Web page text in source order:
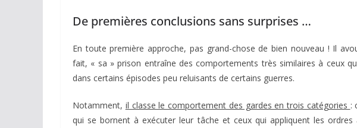
De premières conclusions sans surprises …
En toute première approche, pas grand-chose de bien nouveau ! Il
fait, « sa » prison entraîne des comportements très similaires à ceux
dans certains épisodes peu reluisants de certains guerres.
Notamment, il classe le comportement des gardes en trois catégories :
qui se bornent à exécuter leur tâche et ceux qui appliquent les